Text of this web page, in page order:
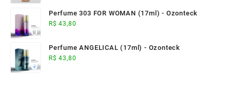
Perfume 303 FOR WOMAN (17ml) - Ozonteck
R$ 43,80
Perfume ANGELICAL (17ml) - Ozonteck
R$ 43,80